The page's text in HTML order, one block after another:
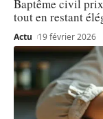
Baptême civil
tout en restant
Actu 19 février 2026